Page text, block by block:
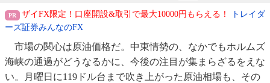
ザイFX限定！口座開設&取引で最大10000円もらえる！
トレイダ
ーズ証券みんなのFX
市場の関心は原油価格だ。中東情勢の、なかでもホルムズ
海峡の通過がどうなるかに、今後の注目が集まらざるをえな
い。月曜日に119ドル台まで吹き上がった原油相場も、その